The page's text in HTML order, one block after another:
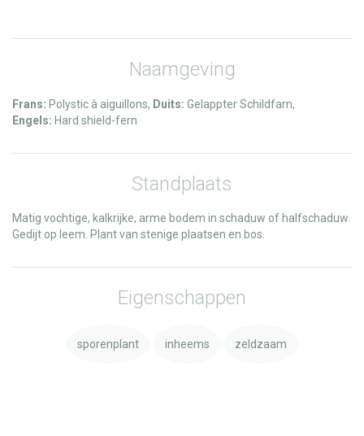
Naamgeving
Frans: Polystic à aiguillons, Duits: Gelappter Schildfarn,
Engels: Hard shield-fern
Standplaats
Matig vochtige, kalkrijke, arme bodem in schaduw of halfschaduw.
Gedijt op leem. Plant van stenige plaatsen en bos.
Eigenschappen
sporenplant inheems zeldzaam